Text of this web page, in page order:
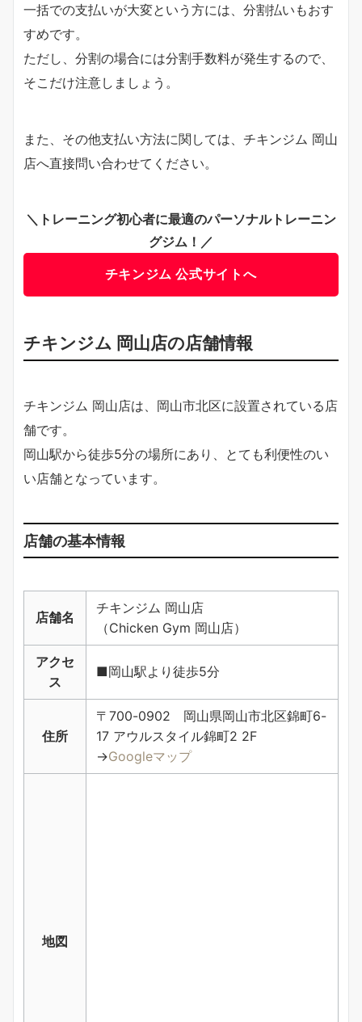
一括での支払いが大変という方には、分割払いもおす
すめです。
ただし、分割の場合には分割手数料が発生するので、
そこだけ注意しましょう。
また、その他支払い方法に関しては、チキンジム 岡山
店へ直接問い合わせてください。
＼トレーニング初心者に最適のパーソナルトレーニン
グジム！／
チキンジム 公式サイトへ
チキンジム 岡山店の店舗情報
チキンジム 岡山店は、岡山市北区に設置されている店
舗です。
岡山駅から徒歩5分の場所にあり、とても利便性のい
い店舗となっています。
店舗の基本情報
店舗名
チキンジム 岡山店
（Chicken Gym 岡山店）
アクセ
ス
■岡山駅より徒歩5分
住所
〒700-0902 岡山県岡山市北区錦町6-
17 アウルスタイル錦町2 2F
→Googleマップ
地図